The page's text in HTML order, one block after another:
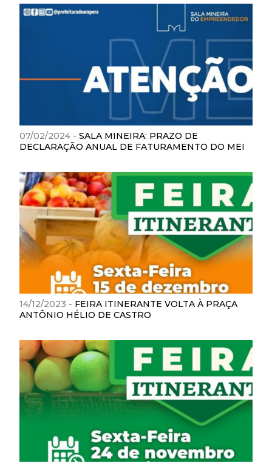
07/02/2024 - SALA MINEIRA: PRAZO DE
DECLARAÇÃO ANUAL DE FATURAMENTO DO MEI
14/12/2023 - FEIRA ITINERANTE VOLTA À PRAÇA
ANTÔNIO HÉLIO DE CASTRO